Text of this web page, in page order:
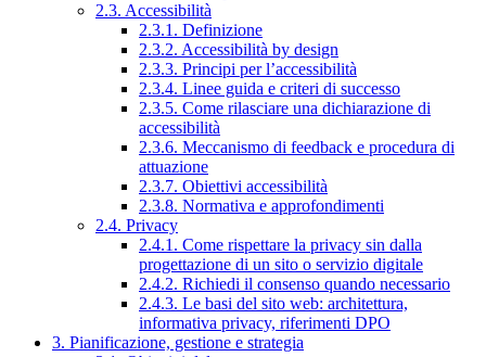
2.3. Accessibilità
2.3.1. Definizione
2.3.2. Accessibilità by design
2.3.3. Principi per l’accessibilità
2.3.4. Linee guida e criteri di successo
2.3.5. Come rilasciare una dichiarazione di
accessibilità
2.3.6. Meccanismo di feedback e procedura di
attuazione
2.3.7. Obiettivi accessibilità
2.3.8. Normativa e approfondimenti
2.4. Privacy
2.4.1. Come rispettare la privacy sin dalla
progettazione di un sito o servizio digitale
2.4.2. Richiedi il consenso quando necessario
2.4.3. Le basi del sito web: architettura,
informativa privacy, riferimenti DPO
3. Pianificazione, gestione e strategia